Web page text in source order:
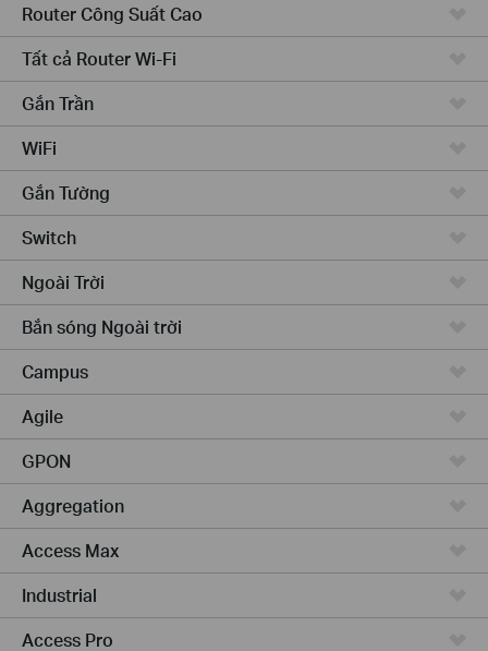
Router Công Suất Cao
Tất cả Router Wi-Fi
Gắn Trần
WiFi
Gắn Tường
Switch
Ngoài Trời
Bắn sóng Ngoài trời
Campus
Agile
GPON
Aggregation
Access Max
Industrial
Access Pro